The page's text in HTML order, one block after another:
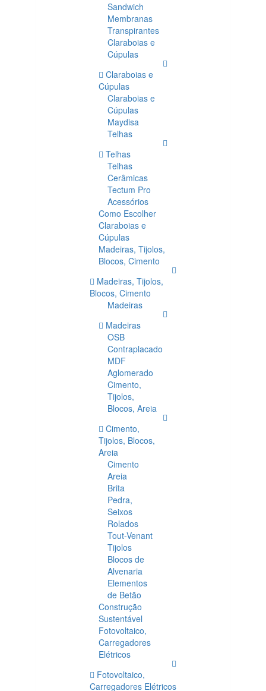
Sandwich
Membranas
Transpirantes
Claraboias e
Cúpulas
Claraboias e
Cúpulas
Claraboias e
Cúpulas
Maydisa
Telhas
Telhas
Telhas
Cerâmicas
Tectum Pro
Acessórios
Como Escolher
Claraboias e
Cúpulas
Madeiras, Tijolos,
Blocos, Cimento
Madeiras, Tijolos,
Blocos, Cimento
Madeiras
Madeiras
OSB
Contraplacado
MDF
Aglomerado
Cimento,
Tijolos,
Blocos, Areia
Cimento,
Tijolos, Blocos,
Areia
Cimento
Areia
Brita
Pedra,
Seixos
Rolados
Tout-Venant
Tijolos
Blocos de
Alvenaria
Elementos
de Betão
Construção
Sustentável
Fotovoltaico,
Carregadores
Elétricos
Fotovoltaico,
Carregadores Elétricos